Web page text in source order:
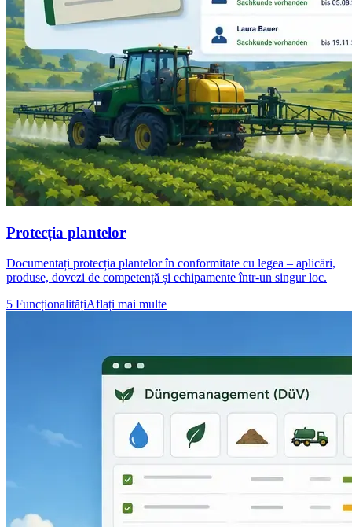
Protecția plantelor
Documentați protecția plantelor în conformitate cu legea – aplicări,
produse, dovezi de competență și echipamente într-un singur loc.
5 FuncționalitățiAflați mai multe